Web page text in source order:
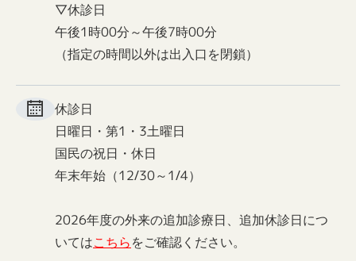
▽休診日
午後1時00分～午後7時00分
（指定の時間以外は出入口を閉鎖）
休診日
日曜日・第1・3土曜日
国民の祝日・休日
年末年始（12/30～1/4）
2026年度の外来の追加診療日、追加休診日につ
いてはこちらをご確認ください。